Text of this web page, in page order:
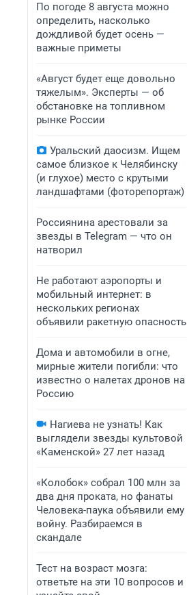
По погоде 8 августа можно
определить, насколько
дождливой будет осень —
важные приметы
«Август будет еще довольно
тяжелым». Эксперты — об
обстановке на топливном
рынке России
Уральский даосизм. Ищем
самое близкое к Челябинску
(и глухое) место с крутыми
ландшафтами (фоторепортаж)
Россиянина арестовали за
звезды в Telegram — что он
натворил
Не работают аэропорты и
мобильный интернет: в
нескольких регионах
объявили ракетную опасность
Дома и автомобили в огне,
мирные жители погибли: что
известно о налетах дронов на
Россию
Нагиева не узнать! Как
выглядели звезды культовой
«Каменской» 27 лет назад
«Колобок» собрал 100 млн за
два дня проката, но фанаты
Человека-паука объявили ему
войну. Разбираемся в
скандале
Тест на возраст мозга:
ответьте на эти 10 вопросов и